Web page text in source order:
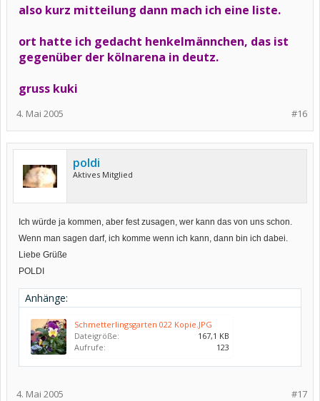
also kurz mitteilung dann mach ich eine liste.
ort hatte ich gedacht henkelmännchen, das ist
gegenüber der kölnarena in deutz.
gruss kuki
#16
4. Mai 2005
poldi
Aktives Mitglied
Ich würde ja kommen, aber fest zusagen, wer kann das von uns schon.
Wenn man sagen darf, ich komme wenn ich kann, dann bin ich dabei.
Liebe Grüße
POLDI
Anhänge:
Schmetterlingsgarten 022 Kopie.JPG
Dateigröße:
167,1 KB
Aufrufe:
123
#17
4. Mai 2005